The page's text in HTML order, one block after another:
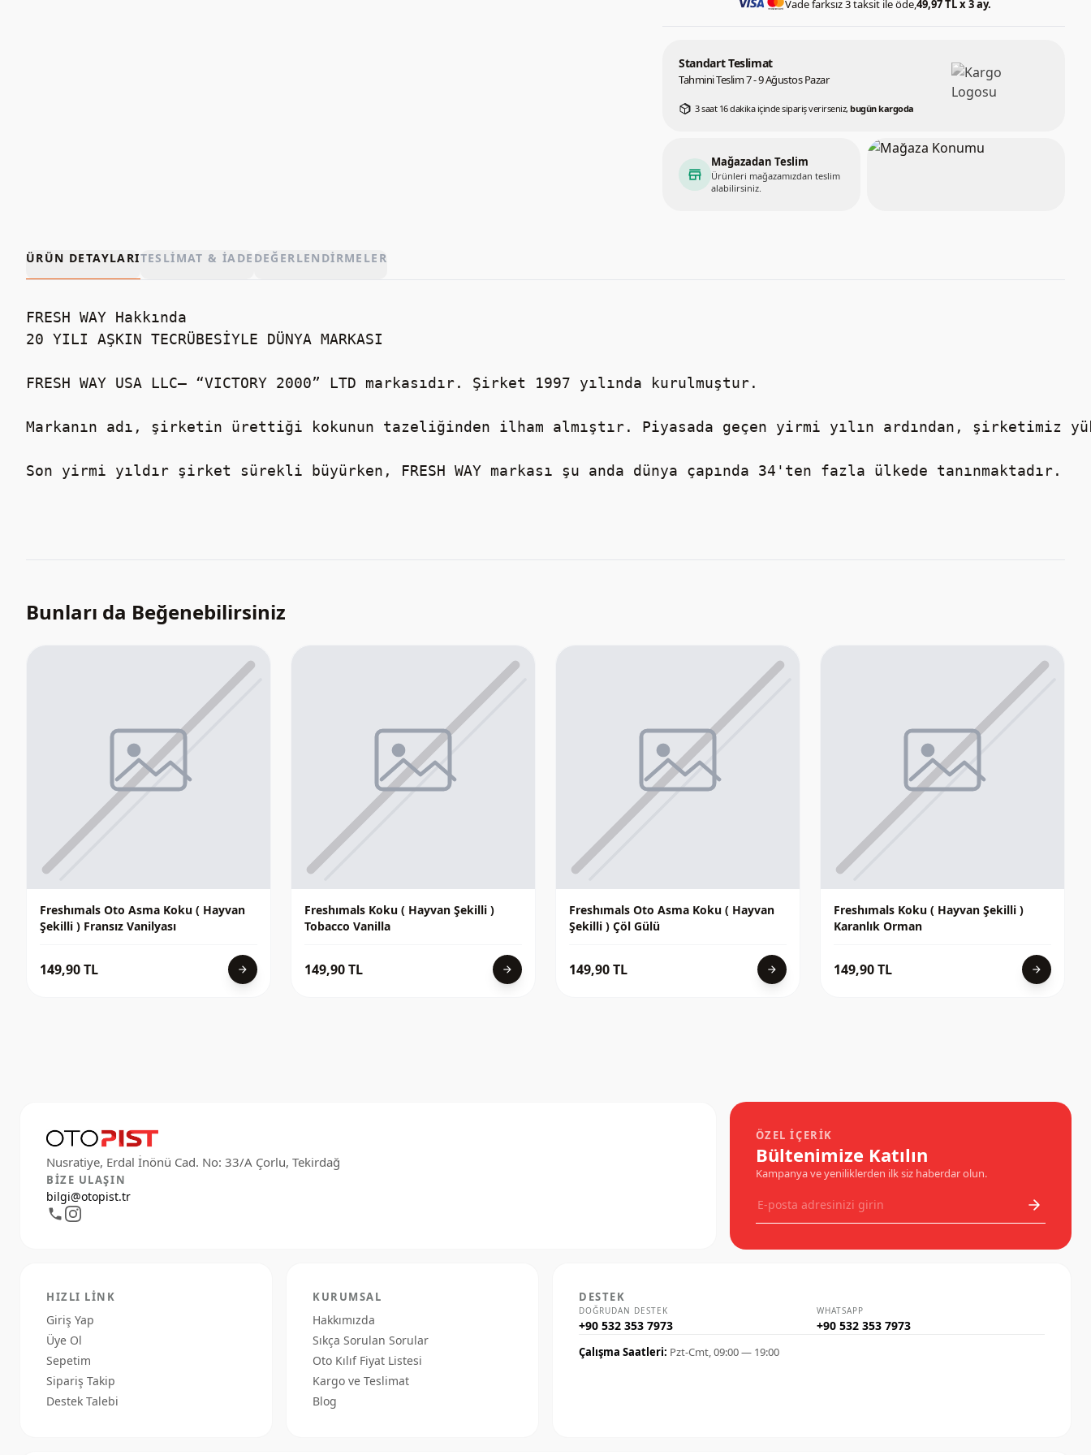
Vade farksız 3 taksit ile öde,49,97 TL x 3 ay.
Standart Teslimat
Tahmini Teslim 7 - 9 Ağustos Pazar
3 saat 16 dakika içinde sipariş verirseniz, bugün kargoda
store
Mağazadan Teslim
Ürünleri mağazamızdan teslim
alabilirsiniz.
ÜRÜN DETAYLARITESLIMAT & İADE DEĞERLENDIRMELER
FRESH WAY Hakkında
20 YILI AŞKIN TECRÜBESİYLE DÜNYA MARKASI
FRESH WAY USA LLC– “VICTORY 2000” LTD markasıdır. Şirket 1997 yılında kurulmuştur.
Markanın adı, şirketin ürettiği kokunun tazeliğinden ilham almıştır. Piyasada geçen yirmi yılın ardından, şirketimiz
Son yirmi yıldır şirket sürekli büyürken, FRESH WAY markası şu anda dünya çapında 34'ten fazla ülkede tanınmaktadır.
Bunları da Beğenebilirsiniz
Freshımals Oto Asma Koku ( Hayvan
Şekilli ) Fransız Vanilyası
149,90 TL arrow_forward
Freshımals Koku ( Hayvan Şekilli )
Tobacco Vanilla
149,90 TL arrow_forward
Freshımals Oto Asma Koku ( Hayvan
Şekilli ) Çöl Gülü
149,90 TL arrow_forward
Freshımals Koku ( Hayvan Şekilli )
Karanlık Orman
149,90 TL arrow_forward
BIZE ULAŞIN
bilgi@otopist.tr
ÖZEL İÇERIK
Bültenimize Katılın
Kampanya ve yeniliklerden ilk siz haberdar olun.
HIZLI LINK
Giriş Yap
Üye Ol
Sepetim
Sipariş Takip
Destek Talebi
KURUMSAL
Hakkımızda
Sıkça Sorulan Sorular
Oto Kılıf Fiyat Listesi
Kargo ve Teslimat
Blog
DESTEK
DOĞRUDAN DESTEK
+90 532 353 7973
WHATSAPP
+90 532 353 7973
Çalışma Saatleri: Pzt-Cmt, 09:00 — 19:00